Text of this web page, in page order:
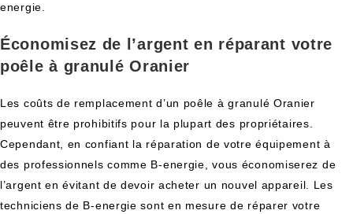
energie.
Économisez de l’argent en réparant votre
poêle à granulé Oranier
Les coûts de remplacement d’un poêle à granulé Oranier
peuvent être prohibitifs pour la plupart des propriétaires.
Cependant, en confiant la réparation de votre équipement à
des professionnels comme B-energie, vous économiserez de
l’argent en évitant de devoir acheter un nouvel appareil. Les
techniciens de B-energie sont en mesure de réparer votre